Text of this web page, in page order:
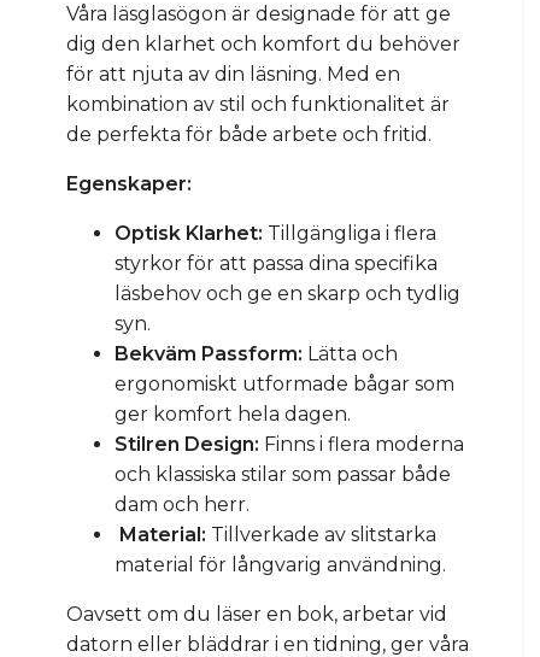
Våra läsglasögon är designade för att ge
dig den klarhet och komfort du behöver
för att njuta av din läsning. Med en
kombination av stil och funktionalitet är
de perfekta för både arbete och fritid.
Egenskaper:
Optisk Klarhet: Tillgängliga i flera
styrkor för att passa dina specifika
läsbehov och ge en skarp och tydlig
syn.
Bekväm Passform: Lätta och
ergonomiskt utformade bågar som
ger komfort hela dagen.
Stilren Design: Finns i flera moderna
och klassiska stilar som passar både
dam och herr.
Material: Tillverkade av slitstarka
material för långvarig användning.
Oavsett om du läser en bok, arbetar vid
datorn eller bläddrar i en tidning, ger våra